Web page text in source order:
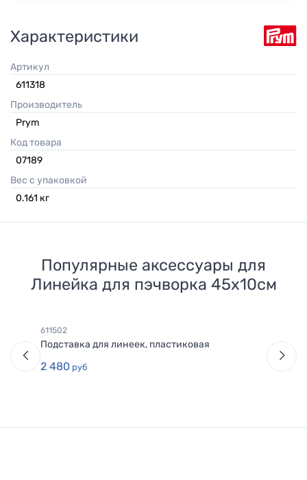
Характеристики
Артикул
611318
Производитель
Prym
Код товара
07189
Вес с упаковкой
0.161 кг
Популярные аксессуары для
Линейка для пэчворка 45х10см
611502
Подставка для линеек, пластиковая
2 480 руб